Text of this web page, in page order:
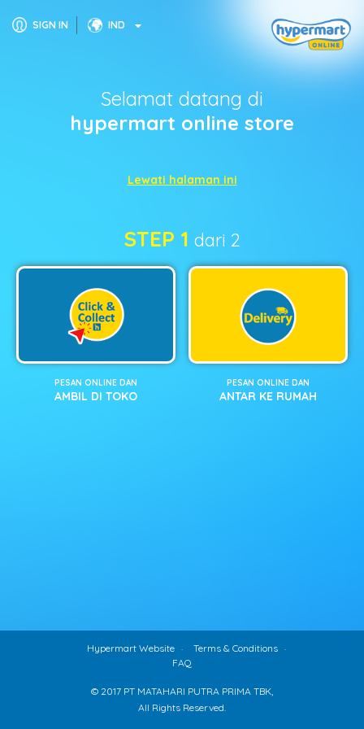
SIGN IN IND
Selamat datang di
hypermart online store
Lewati halaman ini
STEP 1 dari 2
PESAN ONLINE DAN
AMBIL DI TOKO
PESAN ONLINE DAN
ANTAR KE RUMAH
Hypermart Website
Terms & Conditions
FAQ
© 2017 PT MATAHARI PUTRA PRIMA TBK,
All Rights Reserved.